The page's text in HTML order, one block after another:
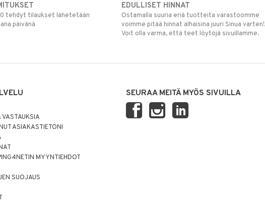
tehdyt tilaukset lähetetään
päivänä
EDULLISET HINNAT
Ostamalla suuria eriä tuotteita varastoomme
voimme pitää hinnat alhaisina juuri Sinua varten!
Voit olla varma, että teet löytöjä sivuillamme.
ASIAKASTIETONI
MYYNTIEHDOT
SUOJAUS
SEURAA MEITÄ MYÖS SIVUILLA